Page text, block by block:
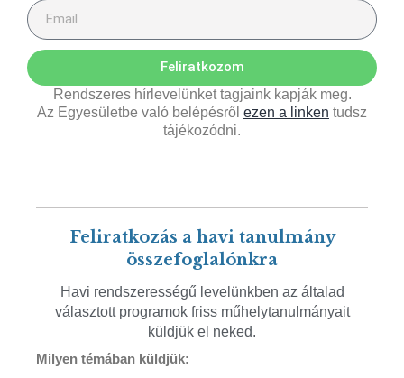
Feliratkozom
Rendszeres hírlevelünket tagjaink kapják meg.
Az Egyesületbe való belépésről ezen a linken tudsz
tájékozódni.
Feliratkozás a havi tanulmány
összefoglalónkra
Havi rendszerességű levelünkben az általad
választott programok friss műhelytanulmányait
küldjük el neked.
Milyen témában küldjük: